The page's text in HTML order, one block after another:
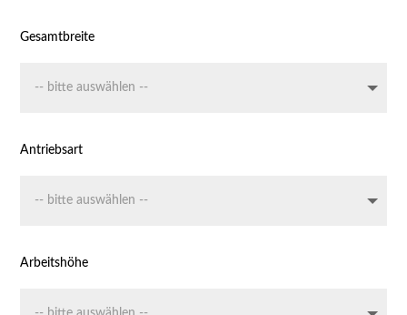
Gesamtbreite
Antriebsart
Arbeitshöhe